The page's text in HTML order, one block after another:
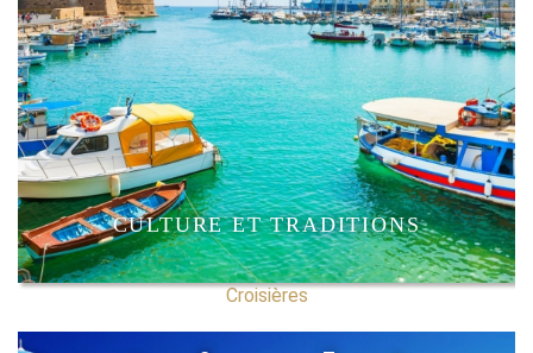
CULTURE ET TRADITIONS
Croisières